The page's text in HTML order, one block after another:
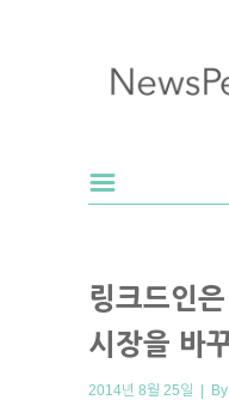
링크드인
시장을 바
2014년 8월 25일 |